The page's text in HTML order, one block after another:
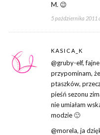
M. 😉
5 października 2011
KASICA_K
@gruby-elf,
przypominam,
ptaszków,
pieśń sezonu
nie umiałam
modzie 🙂
@morela, ja